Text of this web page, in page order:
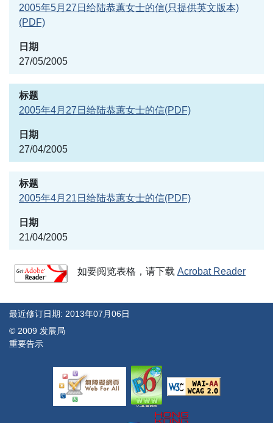
2005年5月27日给陆恭蕙女士的信(只提供英文版本)
(PDF)
27/05/2005
2005年4月27日给陆恭蕙女士的信(PDF)
27/04/2005
2005年4月21日给陆恭蕙女士的信(PDF)
21/04/2005
如要阅览表格，请下载 Acrobat Reader
最近修订日期: 2013年07月06日
© 2009 发展局
重要告示